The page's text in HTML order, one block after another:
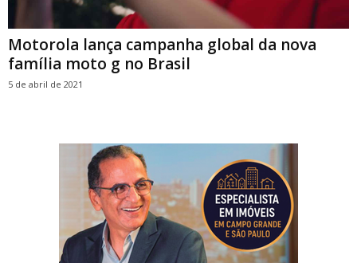
Motorola lança campanha global da nova
família moto g no Brasil
5 de abril de 2021